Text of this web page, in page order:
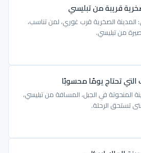
قريبة من تبليسي
المدينة الصخرية قرب غوري، لمن تناسب،
من تبليسي.
تحتاج يومًا محسوبًا
المنحوتة في الجبل، المسافة من تبليسي،
تستحق الرحلة.